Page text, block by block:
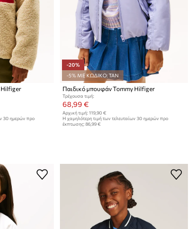
Hilfiger
30 ημερών προ
-20%
-5% ΜΕ ΚΩΔΙΚΟ: TAN
Παιδικό μπουφάν Tommy Hilfiger
Τρέχουσα τιμή:
68,99 €
Αρχική τιμή: 119,90 €
Η χαμηλότερη τιμή των τελευταίων 30 ημερών προ
έκπτωσης: 86,99 €